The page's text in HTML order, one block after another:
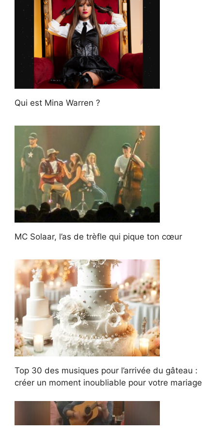
Qui est Mina Warren ?
MC Solaar, l’as de trèfle qui pique ton cœur
Top 30 des musiques pour l’arrivée du gâteau :
créer un moment inoubliable pour votre mariage